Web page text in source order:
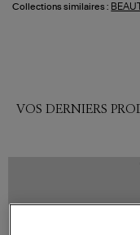
Collections similaires :
VOS DERNIERS